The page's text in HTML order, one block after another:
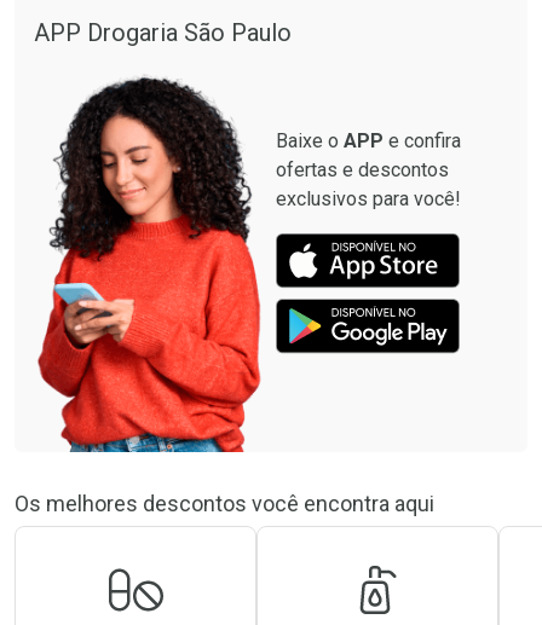
APP Drogaria São Paulo
Baixe o APP e confira
ofertas e descontos
exclusivos para você!
Os melhores descontos você encontra aqui